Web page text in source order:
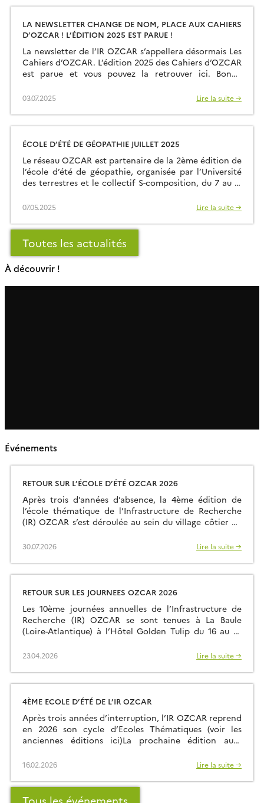
rencontré un beau succès […]
LA NEWSLETTER CHANGE DE NOM, PLACE AUX CAHIERS
D’OZCAR ! L’ÉDITION 2025 EST PARUE !
La newsletter de l’IR OZCAR s’appellera désormais Les
Cahiers d’OZCAR. L’édition 2025 des Cahiers d’OZCAR
est parue et vous pouvez la retrouver ici. Bonne
03.07.2025 Lire la suite →
ÉCOLE D’ÉTÉ DE GÉOPATHIE JUILLET 2025
Le réseau OZCAR est partenaire de la 2ème édition de
l’école d’été de géopathie, organisée par l’Université
des terrestres et le collectif S-composition, du 7 au 11
Isère). Cette formation transdisciplinaire mêlant
semaine d’expérimentation collective autour de la
géopathie, entendue comme attention […]
07.05.2025 Lire la suite →
Toutes les actualités
À découvrir !
Événements
RETOUR SUR L’ÉCOLE D’ÉTÉ OZCAR 2026
Après trois d’années d’absence, la 4ème édition de
l’école thématique de l’Infrastructure de Recherche
(IR) OZCAR s’est déroulée au sein du village côtier de
d’observation de Ploemeur-Guidel qui fait partie du
24 intervenants et 35 étudiants qui ont ainsi été
rassemblés et qui ont fait le […]
30.07.2026 Lire la suite →
RETOUR SUR LES JOURNEES OZCAR 2026
Les 10ème journées annuelles de l’Infrastructure de
Recherche (IR) OZCAR se sont tenues à La Baule
(Loire-Atlantique) à l’Hôtel Golden Tulip du 16 au 19
étaient présents sur place et une dizaine de
d’informations sur la page web dédiée:
https://www.ozcar-ri.org/fr/journees-annuelles-2026/
23.04.2026 Lire la suite →
4ÈME ECOLE D’ÉTÉ DE L’IR OZCAR
Après trois années d’interruption, l’IR OZCAR reprend
en 2026 son cycle d’Ecoles Thématiques (voir les
anciennes éditions ici)La prochaine édition aura
04 juillet 2026 (petit déjeuner) à la Résidence
de l’école d’été L’école est ouverte à toutes et tous:
chercheurs, enseignants-chercheurs, ingénieurs,
16.02.2026 Lire la suite →